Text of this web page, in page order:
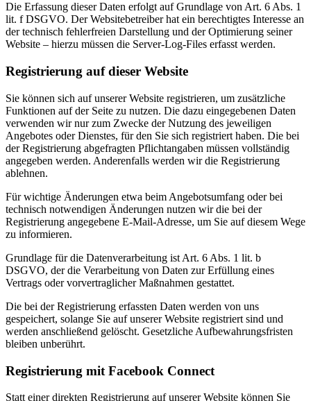
Die Erfassung dieser Daten erfolgt auf Grundlage von Art. 6 Abs. 1
lit. f DSGVO. Der Websitebetreiber hat ein berechtigtes Interesse an
der technisch fehlerfreien Darstellung und der Optimierung seiner
Website – hierzu müssen die Server-Log-Files erfasst werden.
Registrierung auf dieser Website
Sie können sich auf unserer Website registrieren, um zusätzliche
Funktionen auf der Seite zu nutzen. Die dazu eingegebenen Daten
verwenden wir nur zum Zwecke der Nutzung des jeweiligen
Angebotes oder Dienstes, für den Sie sich registriert haben. Die bei
der Registrierung abgefragten Pflichtangaben müssen vollständig
angegeben werden. Anderenfalls werden wir die Registrierung
ablehnen.
Für wichtige Änderungen etwa beim Angebotsumfang oder bei
technisch notwendigen Änderungen nutzen wir die bei der
Registrierung angegebene E-Mail-Adresse, um Sie auf diesem Wege
zu informieren.
Grundlage für die Datenverarbeitung ist Art. 6 Abs. 1 lit. b
DSGVO, der die Verarbeitung von Daten zur Erfüllung eines
Vertrags oder vorvertraglicher Maßnahmen gestattet.
Die bei der Registrierung erfassten Daten werden von uns
gespeichert, solange Sie auf unserer Website registriert sind und
werden anschließend gelöscht. Gesetzliche Aufbewahrungsfristen
bleiben unberührt.
Registrierung mit Facebook Connect
Statt einer direkten Registrierung auf unserer Website können Sie